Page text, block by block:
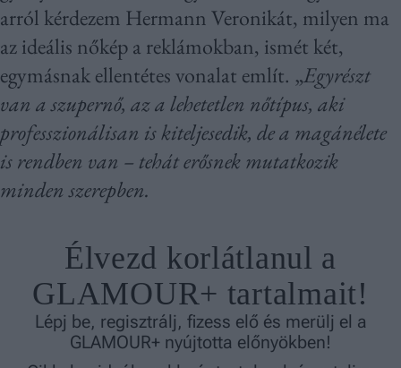
arról kérdezem Hermann Veronikát, milyen ma
az ideális nőkép a reklámokban, ismét két,
egymásnak ellentétes vonalat említ. „Egyrészt
van a szupernő, az a lehetetlen nőtípus, aki
professzionálisan is kiteljesedik, de a magánélete
is rendben van – tehát erősnek mutatkozik
minden szerepben.